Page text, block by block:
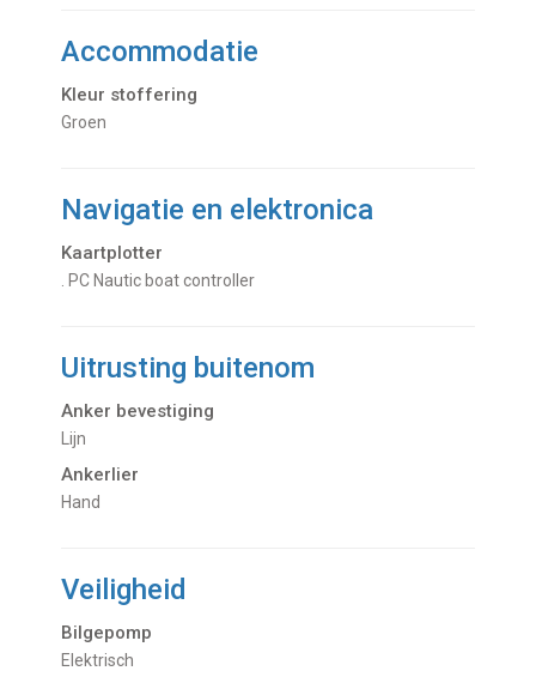
Accommodatie
Kleur stoffering
Groen
Navigatie en elektronica
Kaartplotter
. PC Nautic boat controller
Uitrusting buitenom
Anker bevestiging
Lijn
Ankerlier
Hand
Veiligheid
Bilgepomp
Elektrisch